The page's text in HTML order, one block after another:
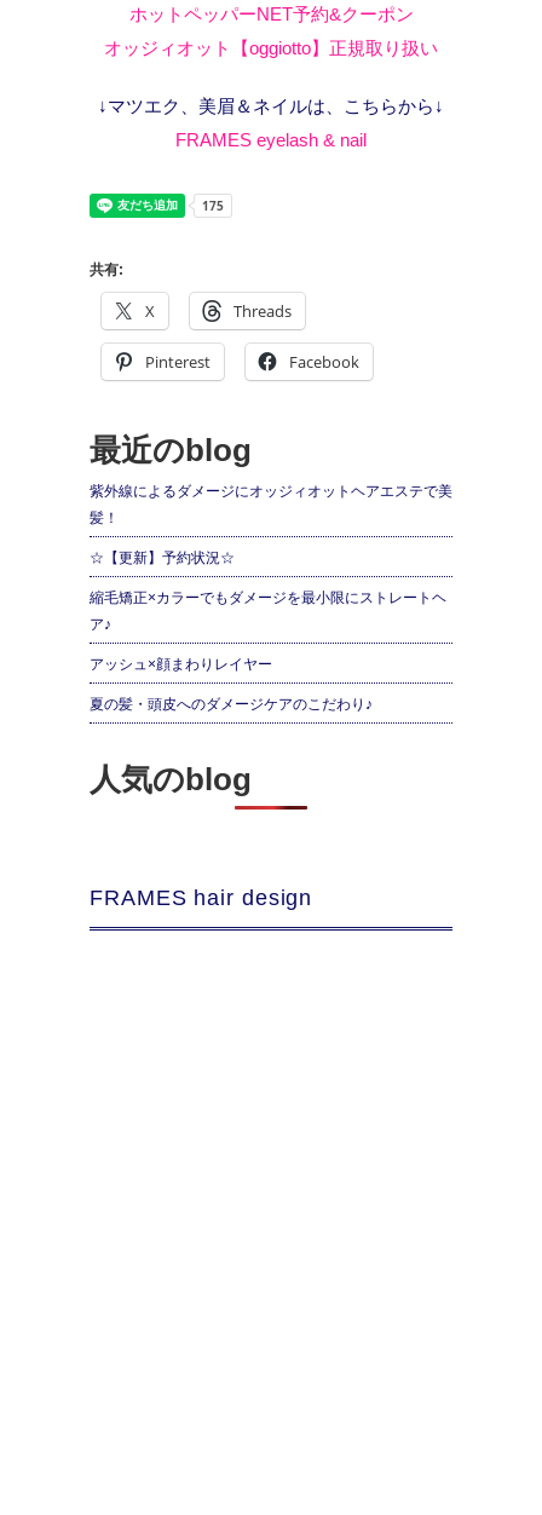
ホットペッパーNET予約&クーポン
オッジィオット【oggiotto】正規取り扱い
↓マツエク、美眉＆ネイルは、こちらから↓
FRAMES eyelash & nail
共有:
X Threads
Pinterest Facebook
最近のblog
紫外線によるダメージにオッジィオットヘアエステで美
髪！
☆【更新】予約状況☆
縮毛矯正×カラーでもダメージを最小限にストレートヘ
ア♪
アッシュ×顔まわりレイヤー
夏の髪・頭皮へのダメージケアのこだわり♪
人気のblog
FRAMES hair design